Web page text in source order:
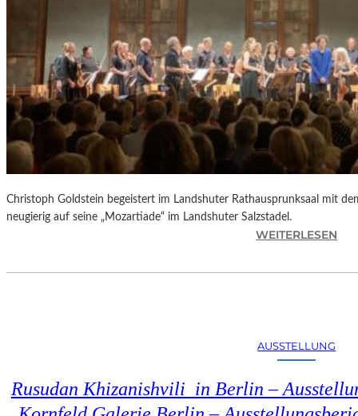
Christoph Goldstein begeistert im Landshuter Rathausprunksaal mit
neugierig auf seine „Mozartiade“ im Landshuter Salzstadel.
WEITERLESEN
H
H
G
AUSSTELLUNG
Rusudan Khizanishvili in Berlin –